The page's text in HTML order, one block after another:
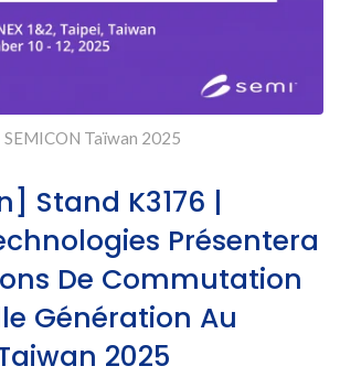
SEMICON Taïwan 2025
Stand K3176 |
Présentera
De Commutation
Génération Au
2025